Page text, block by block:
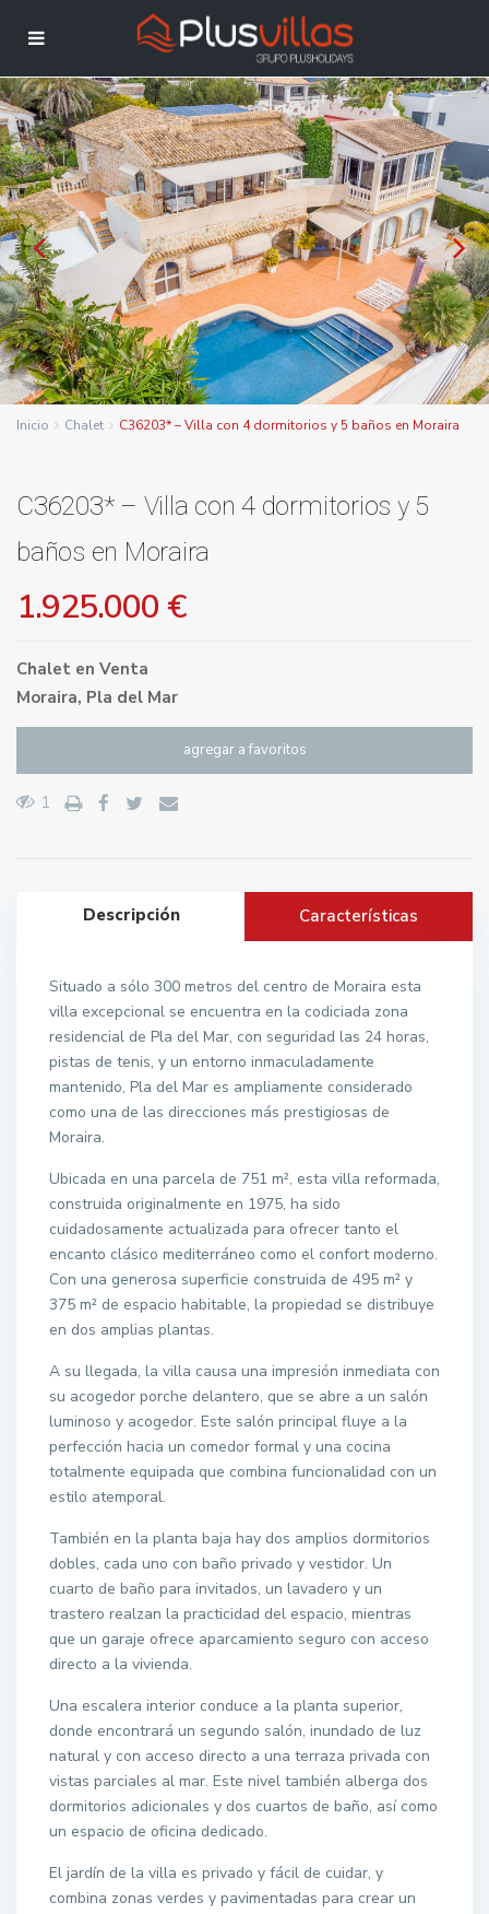
Inicio Chalet C36203* – Villa con 4 dormitorios y 5 baños en Moraira
C36203* – Villa con 4 dormitorios y 5
baños en Moraira
1.925.000 €
Chalet en Venta
Moraira, Pla del Mar
agregar a favoritos
1
Descripción Características
Situado a sólo 300 metros del centro de Moraira esta
villa excepcional se encuentra en la codiciada zona
residencial de Pla del Mar, con seguridad las 24 horas,
pistas de tenis, y un entorno inmaculadamente
mantenido, Pla del Mar es ampliamente considerado
como una de las direcciones más prestigiosas de
Moraira.
Ubicada en una parcela de 751 m², esta villa reformada,
construida originalmente en 1975, ha sido
cuidadosamente actualizada para ofrecer tanto el
encanto clásico mediterráneo como el confort moderno.
Con una generosa superficie construida de 495 m² y
375 m² de espacio habitable, la propiedad se distribuye
en dos amplias plantas.
A su llegada, la villa causa una impresión inmediata con
su acogedor porche delantero, que se abre a un salón
luminoso y acogedor. Este salón principal fluye a la
perfección hacia un comedor formal y una cocina
totalmente equipada que combina funcionalidad con un
estilo atemporal.
También en la planta baja hay dos amplios dormitorios
dobles, cada uno con baño privado y vestidor. Un
cuarto de baño para invitados, un lavadero y un
trastero realzan la practicidad del espacio, mientras
que un garaje ofrece aparcamiento seguro con acceso
directo a la vivienda.
Una escalera interior conduce a la planta superior,
donde encontrará un segundo salón, inundado de luz
natural y con acceso directo a una terraza privada con
vistas parciales al mar. Este nivel también alberga dos
dormitorios adicionales y dos cuartos de baño, así como
un espacio de oficina dedicado.
El jardín de la villa es privado y fácil de cuidar, y
combina zonas verdes y pavimentadas para crear un